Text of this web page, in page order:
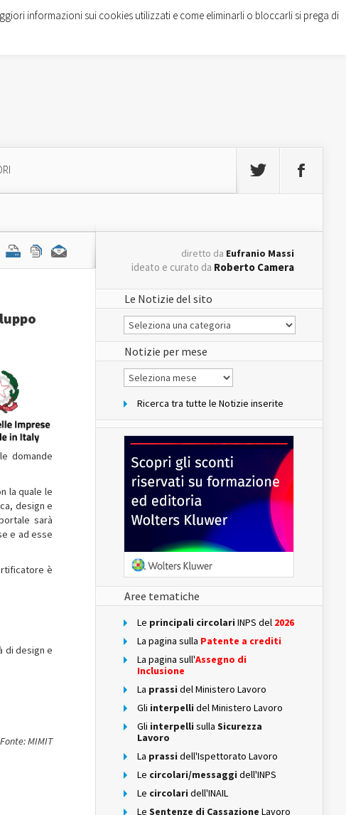
domande
la quale le
design e
sarà
e ad esse
è
di design e
Fonte: MIMIT
diretto da Eufranio Massi
ideato e curato da Roberto Camera
Le Notizie del sito
Le
Notizie
del
sito
Notizie per mese
Notizie
per
Ricerca tra tutte le Notizie inserite
Aree tematiche
Le principali circolari INPS del 2026
La pagina sulla Patente a crediti
La pagina sull'Assegno di
Inclusione
La prassi del Ministero Lavoro
Gli interpelli del Ministero Lavoro
Gli interpelli sulla Sicurezza
Lavoro
La prassi dell'Ispettorato Lavoro
Le circolari/messaggi dell'INPS
Le circolari dell'INAIL
Le Sentenze di Cassazione Lavoro
informazioni sui cookies utilizzati e come eliminarli o bloccarli si prega di